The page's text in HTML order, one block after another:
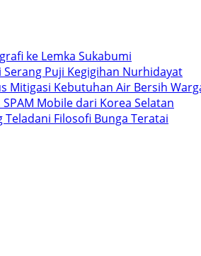
ke Lemka Sukabumi
Puji Kegigihan Nurhidayat
Mitigasi Kebutuhan Air Bersih
Mobile dari Korea Selatan
Filosofi Bunga Teratai